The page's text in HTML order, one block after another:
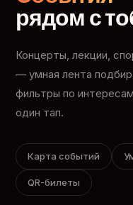
рядом с
Концерты, лекции,
— умная лента
фильтры по
один тап.
Карта событий
QR-билеты